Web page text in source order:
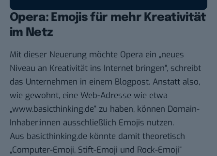
Opera: Emojis für mehr Kreativität
im Netz
Mit dieser Neuerung möchte Opera ein „neues
Niveau an Kreativität ins Internet bringen“, schreibt
das Unternehmen in einem Blogpost. Anstatt also,
wie gewohnt, eine Web-Adresse wie etwa
„www.basicthinking.de“ zu haben, können Domain-
Inhaber:innen ausschließlich Emojis nutzen.
Aus basicthinking.de könnte damit theoretisch
„Computer-Emoji, Stift-Emoji und Rock-Emoji“